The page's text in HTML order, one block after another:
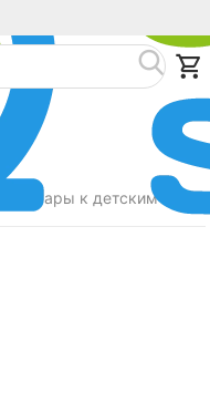
к детским
Найти